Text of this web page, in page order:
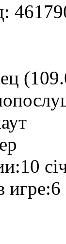
10
игре:6